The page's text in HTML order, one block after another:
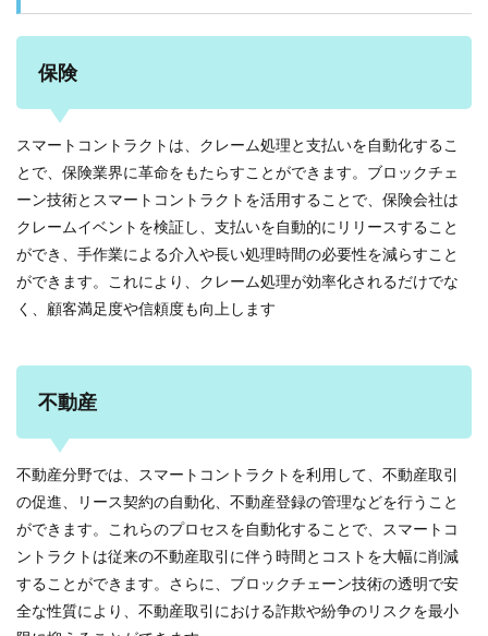
保険
スマートコントラクトは、クレーム処理と支払いを自動化するこ
とで、保険業界に革命をもたらすことができます。ブロックチェ
ーン技術とスマートコントラクトを活用することで、保険会社は
クレームイベントを検証し、支払いを自動的にリリースすること
ができ、手作業による介入や長い処理時間の必要性を減らすこと
ができます。これにより、クレーム処理が効率化されるだけでな
く、顧客満足度や信頼度も向上します
不動産
不動産分野では、スマートコントラクトを利用して、不動産取引
の促進、リース契約の自動化、不動産登録の管理などを行うこと
ができます。これらのプロセスを自動化することで、スマートコ
ントラクトは従来の不動産取引に伴う時間とコストを大幅に削減
することができます。さらに、ブロックチェーン技術の透明で安
全な性質により、不動産取引における詐欺や紛争のリスクを最小